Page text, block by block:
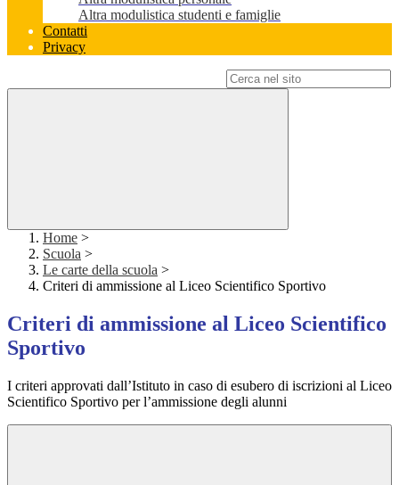
Altra modulistica studenti e famiglie
Contatti
Privacy
Home >
Scuola >
Le carte della scuola >
Criteri di ammissione al Liceo Scientifico Sportivo
Criteri di ammissione al Liceo Scientifico
Sportivo
I criteri approvati dall’Istituto in caso di esubero di iscrizioni al Liceo
Scientifico Sportivo per l’ammissione degli alunni